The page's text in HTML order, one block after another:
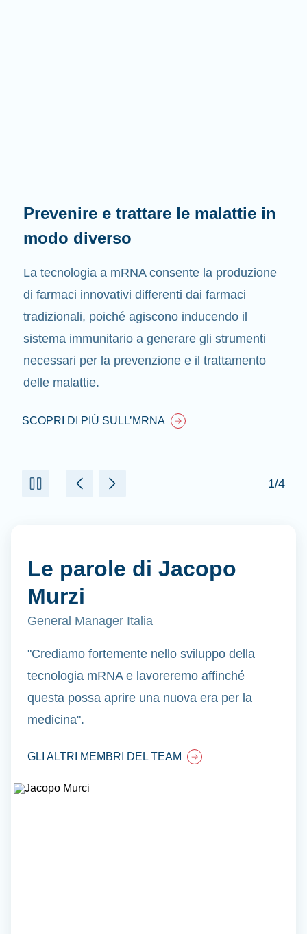
Prevenire e trattare le malattie in
modo diverso
La tecnologia a mRNA consente la produzione
di farmaci innovativi differenti dai farmaci
tradizionali, poiché agiscono inducendo il
sistema immunitario a generare gli strumenti
necessari per la prevenzione e il trattamento
delle malattie.
SCOPRI DI PIÙ SULL’MRNA
1/4
Le parole di Jacopo
Murzi
General Manager Italia
"Crediamo fortemente nello sviluppo della
tecnologia mRNA e lavoreremo affinché
questa possa aprire una nuova era per la
medicina".
GLI ALTRI MEMBRI DEL TEAM